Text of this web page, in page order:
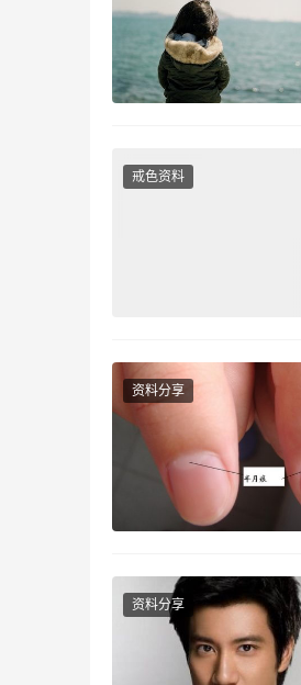
戒色资料
资料分享
资料分享